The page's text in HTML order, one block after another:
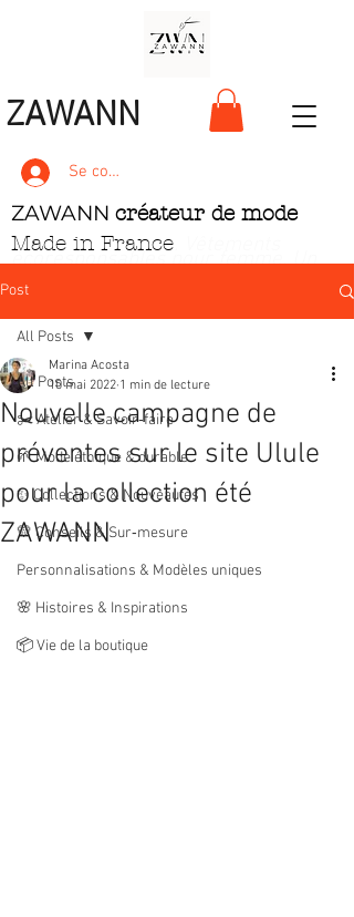
ZAWANN
Se connecter
ZAWANN créateur de mode
Made in France
écoresponsables pour femme. Un
Post
All Posts
✂️ Atelier & Savoir‑faire
🌱 Mode éthique & durable
✨ Collections & Nouveautés
💛 Conseils & Sur‑mesure
Personnalisations & Modèles uniques
🌸 Histoires & Inspirations
📦 Vie de la boutique
All Posts
Nouvelle campagne de
préventes sur le site Ulule
pour la collection été
ZAWANN
Marina Acosta
10 mai 2022 1 min de lecture